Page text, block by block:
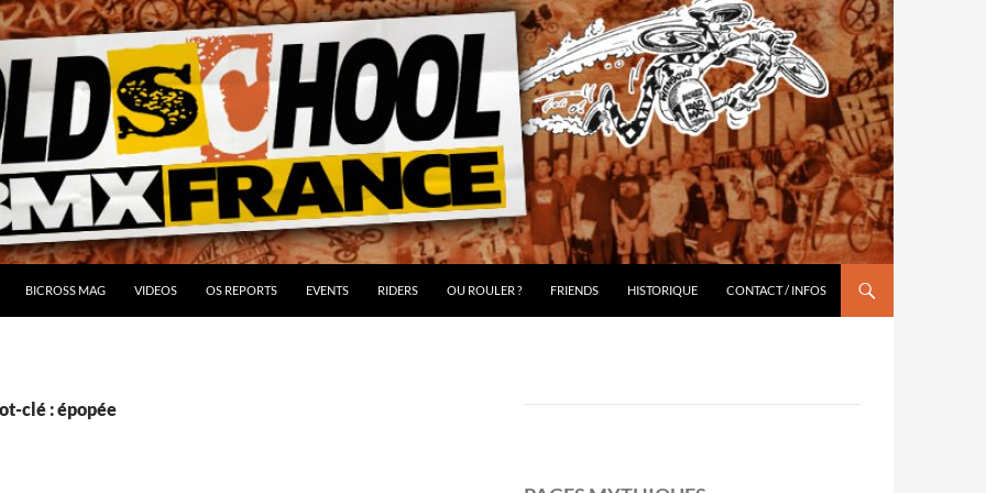
BICROSS MAG VIDEOS OS REPORTS EVENTS RIDERS OU ROULER ? FRIENDS HISTORIQUE CONTACT / INFOS
clé : épopée